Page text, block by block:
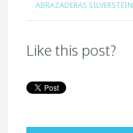
ABRAZADERAS SILVERSTEIN
Like this post?